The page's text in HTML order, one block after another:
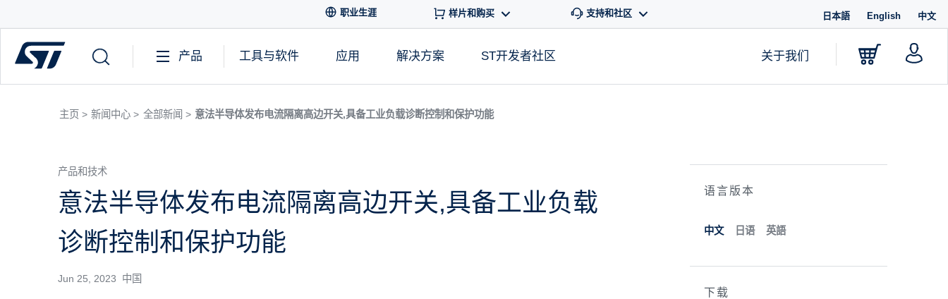
职业生涯 样片和购买 支持和社区 日本語 English 中文
产品 工具与软件 应用 解决方案 ST开发者社区 关于我们
主页 > 新闻中心 > 全部新闻 > 意法半导体发布电流隔离高边开关,具备工业负载诊断控制和保护功能
产品和技术
意法半导体发布电流隔离高边开关,具备工业负载
诊断控制和保护功能
Jun 25, 2023 中国
语言版本
中文 日语 英語
下载